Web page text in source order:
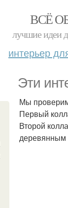
ВСЁ
лучшие идеи
интерьер
Эти
Мы
Первый
Второй
деревянным